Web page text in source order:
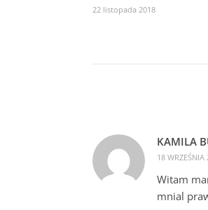
22 listopada 2018
KAMILA
18
Witam
mnial